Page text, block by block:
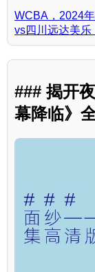
WCBA，2024
vs四川远达美乐
### 揭开
幕降临》